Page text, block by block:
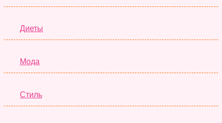
Диеты
Мода
Стиль